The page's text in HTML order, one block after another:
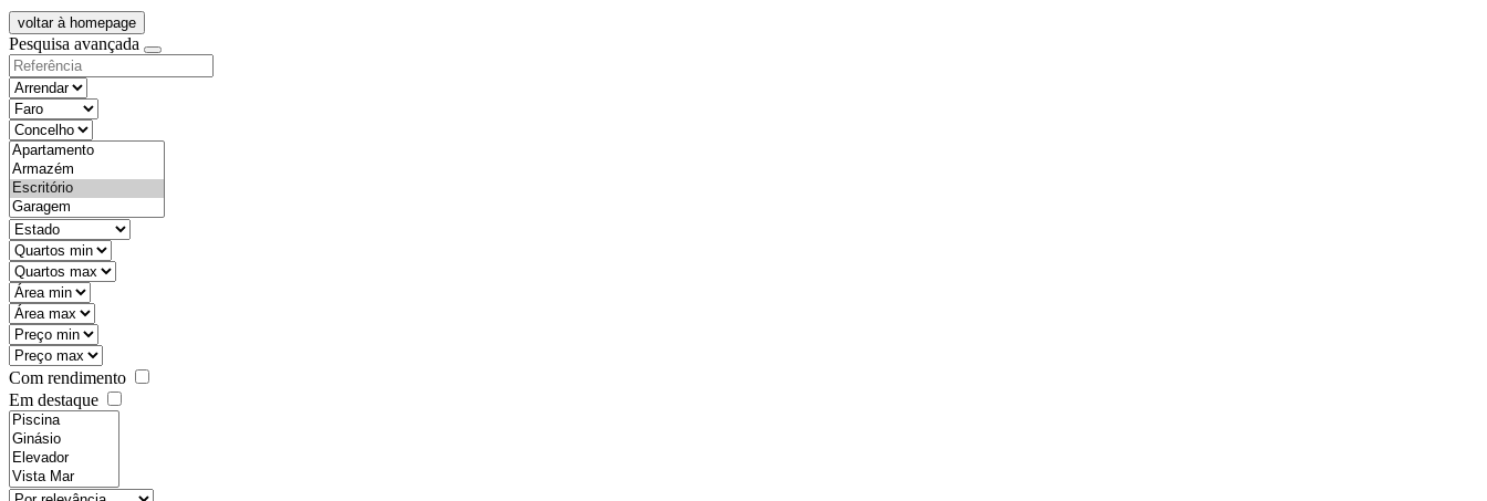
voltar à homepage
Pesquisa avançada
objective
districtId
countyId
types
state
mintypo
maxtypo
minarea
maxarea
minprice
maxprice
Com rendimento
Em destaque
features